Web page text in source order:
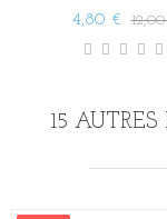
4,80 €
15